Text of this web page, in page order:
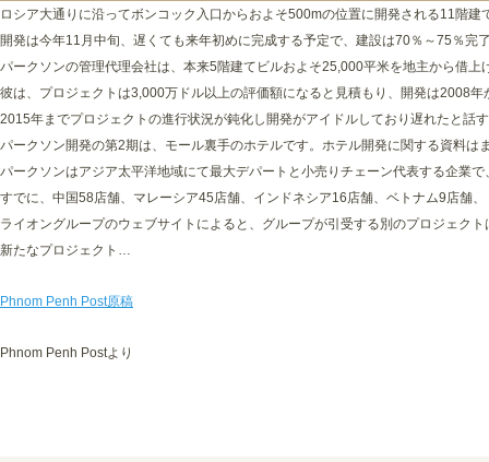
ロシア大通りに沿ってボンコック入口からおよそ500mの位置に開発される11階
開発は今年11月中旬、遅くても来年初めに完成する予定で、建設は70％～75％完
パークソンの管理代理会社は、本来5階建てビルおよそ25,000平米を地主から借
彼は、プロジェクトは3,000万ドル以上の評価額になると見積もり、開発は2008
2015年までプロジェクトの進行状況が鈍化し開発がアイドルしており遅れたと話
パークソン開発の第2期は、モール裏手のホテルです。ホテル開発に関する資料は
パークソンはアジア太平洋地域にて最大デパートと小売りチェーン代表する企業
すでに、中国58店舗、マレーシア45店舗、インドネシア16店舗、ベトナム9店舗
ライオングループのウェブサイトによると、グループが引受する別のプロジェク
新たなプロジェクト…
Phnom Penh Post原稿
Phnom Penh Postより